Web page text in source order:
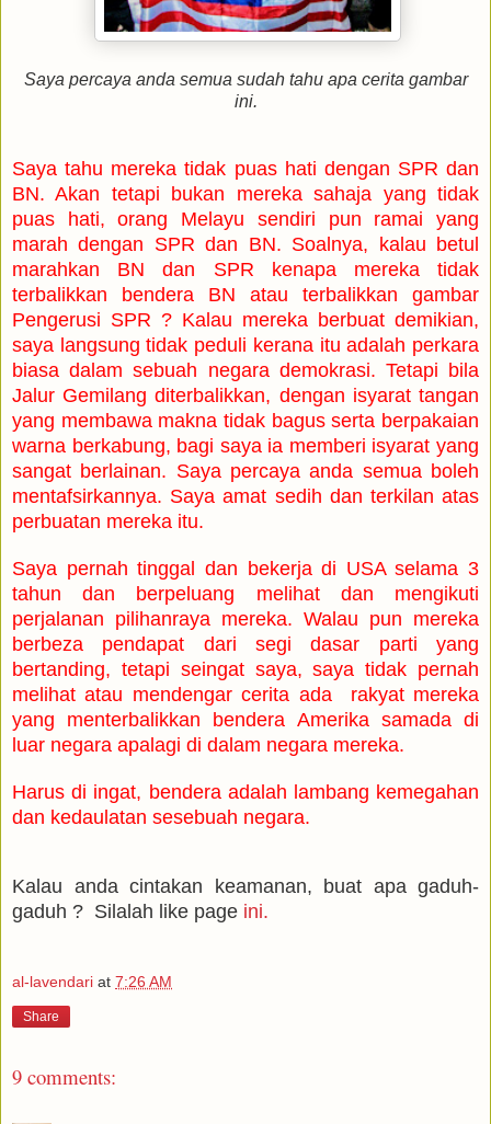
Saya percaya anda semua sudah tahu apa cerita gambar
ini.
Saya tahu mereka tidak puas hati dengan SPR dan
BN. Akan tetapi bukan mereka sahaja yang tidak
puas hati, orang Melayu sendiri pun ramai yang
marah dengan SPR dan BN. Soalnya, kalau betul
marahkan BN dan SPR kenapa mereka tidak
terbalikkan bendera BN atau terbalikkan gambar
Pengerusi SPR ? Kalau mereka berbuat demikian,
saya langsung tidak peduli kerana itu adalah perkara
biasa dalam sebuah negara demokrasi. Tetapi bila
Jalur Gemilang diterbalikkan, dengan isyarat tangan
yang membawa makna tidak bagusserta berpakaian
warna berkabung, bagi saya ia memberi isyarat yang
sangat berlainan. Saya percaya anda semua boleh
mentafsirkannya. Saya amat sedih dan terkilan atas
perbuatan mereka itu.
Saya pernah tinggal dan bekerja di USA selama 3
tahun dan berpeluang melihat dan mengikuti
perjalanan pilihanraya mereka. Walau pun mereka
berbeza pendapat dari segi dasar parti yang
bertanding, tetapi seingat saya, saya tidak pernah
melihat atau mendengar cerita ada rakyat mereka
yang menterbalikkan bendera Amerika samada di
luar negara apalagi di dalam negara mereka.
Harus di ingat, bendera adalah lambang kemegahan
dan kedaulatan sesebuah negara.
Kalau anda cintakan keamanan, buat apa gaduh-
gaduh ? Silalah like page ini.
al-lavendari at 7:26 AM
Share
9 comments: